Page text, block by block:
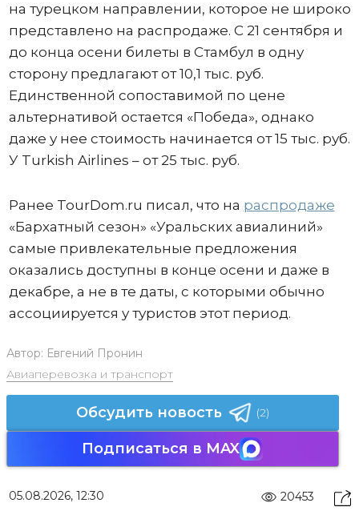
на турецком направлении, которое не широко
представлено на распродаже. С 21 сентября и
до конца осени билеты в Стамбул в одну
сторону предлагают от 10,1 тыс. руб.
Единственной сопоставимой по цене
альтернативой остается «Победа», однако
даже у нее стоимость начинается от 15 тыс. руб.
У Turkish Airlines – от 25 тыс. руб.
Ранее TourDom.ru писал, что на распродаже
«Бархатный сезон» «Уральских авиалиний»
самые привлекательные предложения
оказались доступны в конце осени и даже в
декабре, а не в те даты, с которыми обычно
ассоциируется у туристов этот период.
Автор: Евгений Пронин
Авиаперевозка и транспорт
Обсудить новость (2)
Подписаться в MAX
05.08.2026, 12:30 20453